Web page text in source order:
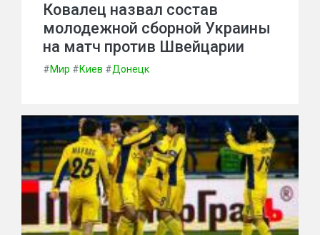
Ковалец назвал состав
молодежной сборной Украины
на матч против Швейцарии
#Мир #Киев #Донецк